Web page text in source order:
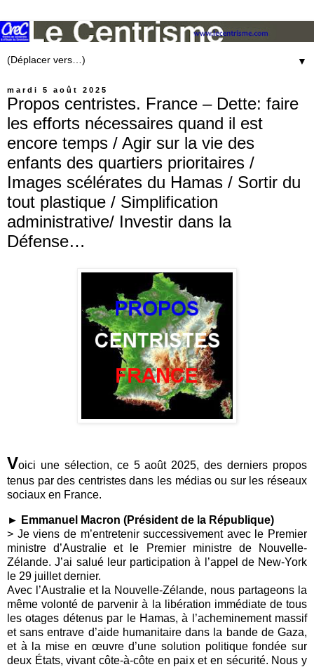
▼
mardi 5 août 2025
Propos centristes. France – Dette: faire
les efforts nécessaires quand il est
encore temps / Agir sur la vie des
enfants des quartiers prioritaires /
Images scélérates du Hamas / Sortir du
tout plastique / Simplification
administrative/ Investir dans la
Défense…
Voici une sélection, ce 5 août 2025, des derniers propos
tenus par des centristes dans les médias ou sur les réseaux
sociaux en France.
► Emmanuel Macron (Président de la République)
> Je viens de m’entretenir successivement avec le Premier
ministre d’Australie et le Premier ministre de Nouvelle-
Zélande. J’ai salué leur participation à l’appel de New-York
le 29 juillet dernier.
Avec l’Australie et la Nouvelle-Zélande, nous partageons la
même volonté de parvenir à la libération immédiate de tous
les otages détenus par le Hamas, à l’acheminement massif
et sans entrave d’aide humanitaire dans la bande de Gaza,
et à la mise en œuvre d’une solution politique fondée sur
deux États, vivant côte-à-côte en paix et en sécurité. Nous y